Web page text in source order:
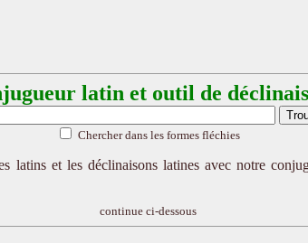
latin et outil de
Chercher dans les formes fléchies
latins et les déclinaisons latines avec notre
continue ci-dessous